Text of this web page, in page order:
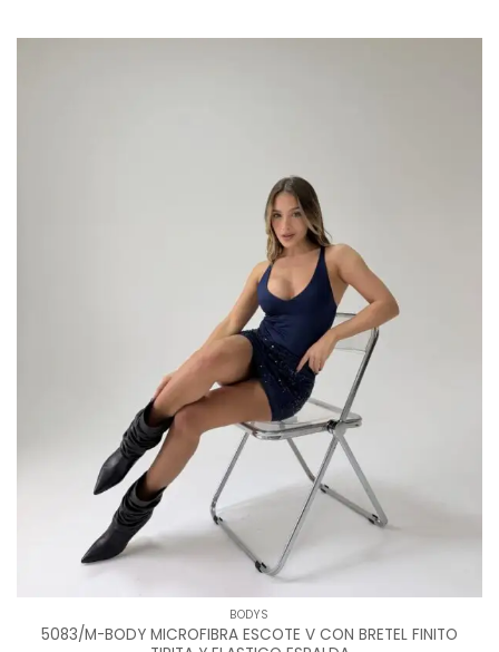
BODYS
5083/M-BODY MICROFIBRA ESCOTE V CON BRETEL FINITO